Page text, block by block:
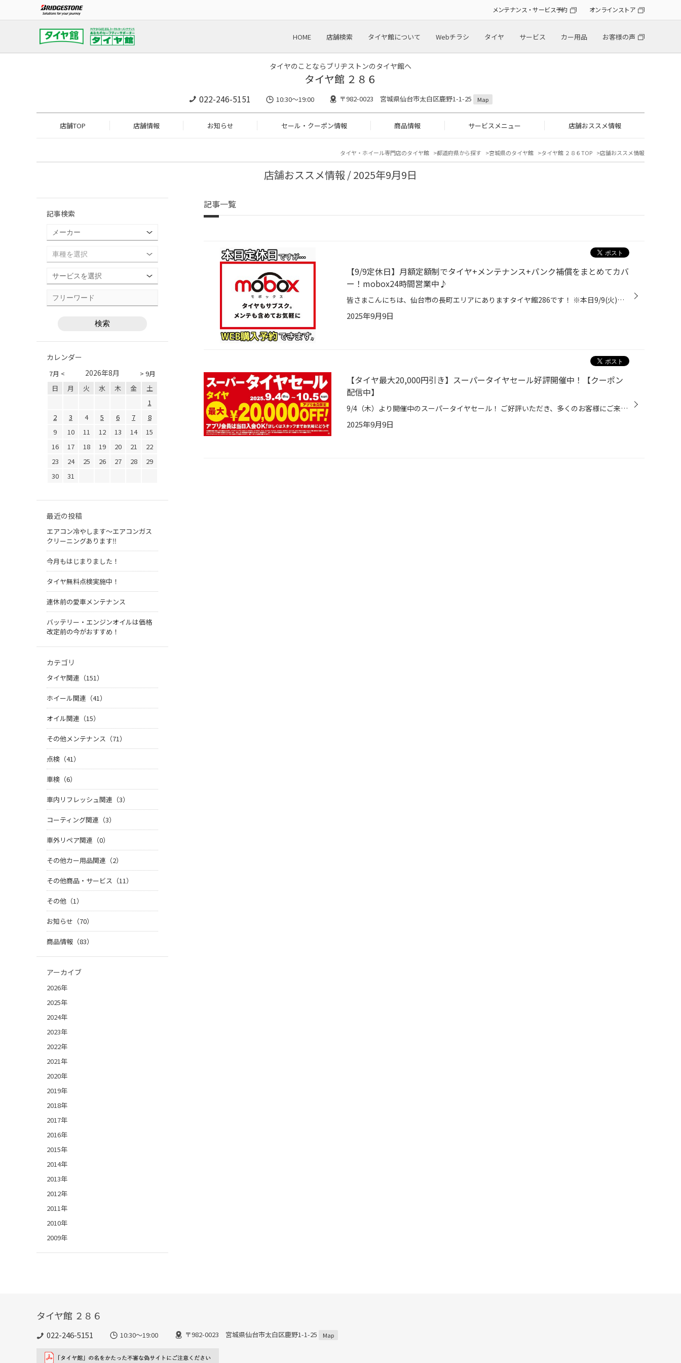
メンテナンス・サービス予約 オンラインストア
HOME 店舗検索 タイヤ館について Webチラシ タイヤ サービス カー用品 お客様の声
タイヤのことならブリヂストンのタイヤ館へ
タイヤ館 ２８６
022-246-5151 10:30～19:00 〒982-0023 宮城県仙台市太白区鹿野1-1-25 Map
店舗TOP 店舗情報 お知らせ セール・クーポン情報 商品情報 サービスメニュー 店舗おススメ情報
タイヤ・ホイール専門店のタイヤ館 都道府県から探す 宮城県のタイヤ館 タイヤ館 ２８６TOP 店舗おススメ情報
店舗おススメ情報 / 2025年9月9日
記事一覧
【9/9定休日】月額定額制でタイヤ+メンテナンス+パンク補償をまとめてカバ
ー！mobox24時間営業中♪
皆さまこんにちは、仙台市の長町エリアにありますタイヤ館286です！ ※本日9/9(火)は定休日となります。 タイヤの購入をお考えの皆様へ、“タイヤの新しい購入方法”のご案内です。 「サブスクリプション（サブスク）」というワードを聞いたことがあると思います。 今回はタイヤのサブスクについてご紹...
2025年9月9日
【タイヤ最大20,000円引き】スーパータイヤセール好評開催中！【クーポン
配信中】
9/4（木）より開催中のスーパータイヤセール！ ご好評いただき、多くのお客様にご来店いただいております！ タイヤサイズ別に3,000円～20,000円引きになるお得なクーポンを配信中！ また、秋のメンテナンスの嬉しいメンテナンス用品10％割引クーポンも！ コクピット・タイヤ館アプリをインストール...
2025年9月9日
記事検索
カレンダー
7月 < > 9月
2026年8月
日 月 火 水 木 金
土
1
2
3 4 5 6 7
8
9
10 11 12 13 14
15
16
17 18 19 20 21
22
23
24 25 26 27 28
29
30
31
最近の投稿
エアコン冷やします〜エアコンガス
クリーニングあります‼︎
今月もはじまりました！
タイヤ無料点検実施中！
連休前の愛車メンテナンス
バッテリー・エンジンオイルは価格
改定前の今がおすすめ！
カテゴリ
タイヤ関連（151）
ホイール関連（41）
オイル関連（15）
その他メンテナンス（71）
点検（41）
車検（6）
車内リフレッシュ関連（3）
コーティング関連（3）
車外リペア関連（0）
その他カー用品関連（2）
その他商品・サービス（11）
その他（1）
お知らせ（70）
商品情報（83）
アーカイブ
2026年
2025年
2024年
2023年
2022年
2021年
2020年
2019年
2018年
2017年
2016年
2015年
2014年
2013年
2012年
2011年
2010年
2009年
タイヤ館 ２８６
022-246-5151 10:30～19:00 〒982-0023 宮城県仙台市太白区鹿野1-1-25 Map